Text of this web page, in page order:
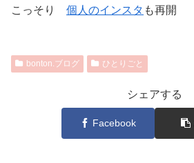
こっそり 個人のインスタ も再開
bonton.ブログ ひとりごと
シェアする
Facebook